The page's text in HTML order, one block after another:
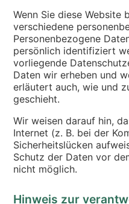
Wenn Sie diese Website
verschiedene
Personenbezogene
persönlich identifiziert
vorliegende
Daten wir erheben und
erläutert auch, wie und
geschieht.
Wir weisen darauf hin,
Internet (z. B. bei der
Sicherheitslücken
Schutz der Daten vor
nicht möglich.
Hinweis zur